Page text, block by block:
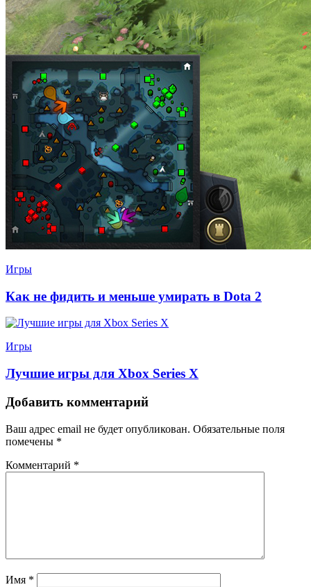
Игры
Как не фидить и меньше умирать в Dota 2
Игры
Лучшие игры для Xbox Series X
Добавить комментарий
Ваш адрес email не будет опубликован. Обязательные поля
помечены *
Комментарий *
Имя *